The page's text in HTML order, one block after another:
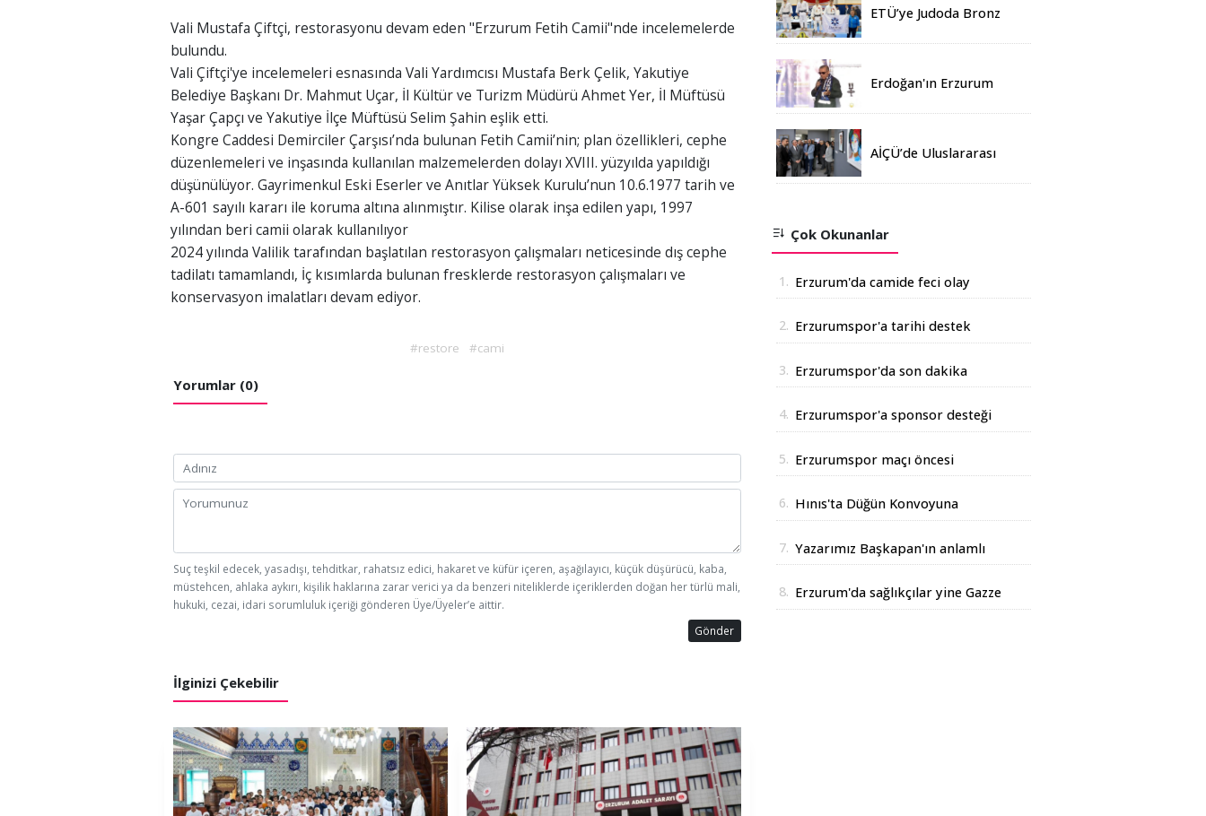
Vali Mustafa Çiftçi, restorasyonu devam eden "Erzurum Fetih Camii"nde incelemelerde
bulundu.
Vali Çiftçi'ye incelemeleri esnasında Vali Yardımcısı Mustafa Berk Çelik, Yakutiye
Belediye Başkanı Dr. Mahmut Uçar, İl Kültür ve Turizm Müdürü Ahmet Yer, İl Müftüsü
Yaşar Çapçı ve Yakutiye İlçe Müftüsü Selim Şahin eşlik etti.
Kongre Caddesi Demirciler Çarşısı’nda bulunan Fetih Camii’nin; plan özellikleri, cephe
düzenlemeleri ve inşasında kullanılan malzemelerden dolayı XVIII. yüzyılda yapıldığı
düşünülüyor. Gayrimenkul Eski Eserler ve Anıtlar Yüksek Kurulu’nun 10.6.1977 tarih ve
A-601 sayılı kararı ile koruma altına alınmıştır. Kilise olarak inşa edilen yapı, 1997
yılından beri camii olarak kullanılıyor
2024 yılında Valilik tarafından başlatılan restorasyon çalışmaları neticesinde dış cephe
tadilatı tamamlandı, İç kısımlarda bulunan fresklerde restorasyon çalışmaları ve
konservasyon imalatları devam ediyor.
#restore #cami
Yorumlar (0)
Suç teşkil edecek, yasadışı, tehditkar, rahatsız edici, hakaret ve küfür içeren, aşağılayıcı, küçük düşürücü, kaba,
müstehcen, ahlaka aykırı, kişilik haklarına zarar verici ya da benzeri niteliklerde içeriklerden doğan her türlü mali,
hukuki, cezai, idari sorumluluk içeriği gönderen Üye/Üyeler’e aittir.
Gönder
İlginizi Çekebilir
ETÜ’ye Judoda Bronz
Erdoğan'ın Erzurum
rekoru kırıldı
AİÇÜ’de Uluslararası
Açıldı
Çok Okunanlar
1. Erzurum'da camide feci olay
2. Erzurumspor'a tarihi destek
3. Erzurumspor'da son dakika
4. Erzurumspor'a sponsor desteği
5. Erzurumspor maçı öncesi
6. Hınıs'ta Düğün Konvoyuna
7. Yazarımız Başkapan'ın anlamlı
8. Erzurum'da sağlıkçılar yine Gazze